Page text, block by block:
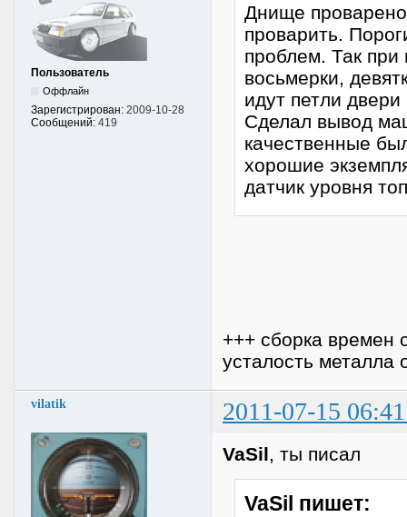
Пользователь
Оффлайн
Зарегистрирован: 2009-10-28
Сообщений: 419
Днище
проварить.
проблем. Так
восьмерки,
идут петли
Сделал вывод
качественные
хорошие
датчик уровня
+++ сборка времен
усталость металла
vilatik 2011-07-15
VaSil, ты писал
VaSil пишет: